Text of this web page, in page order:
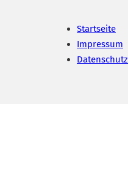
Startseite
Impressum
Datenschutz